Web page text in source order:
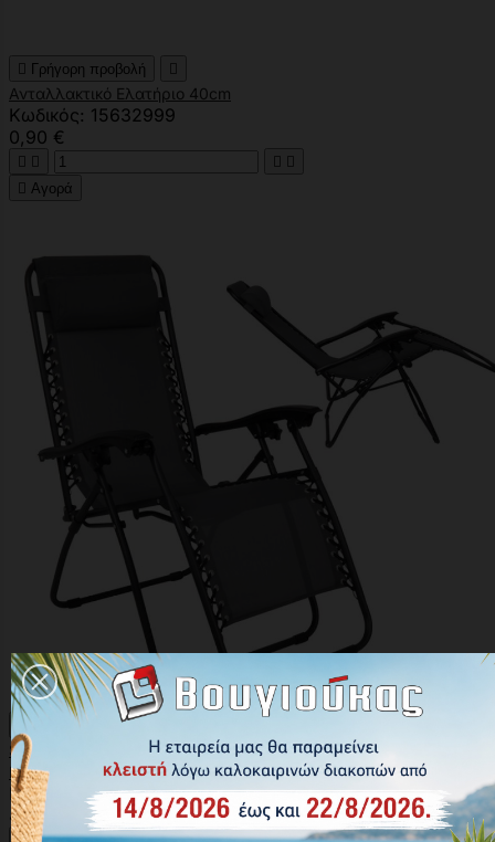
 Γρήγορη προβολή 
Ανταλλακτικό Ελατήριο 40cm
Κωδικός: 15632999
0,90 €
   
 Αγορά
 Γρήγορη προβολή
SUPER RELAX Πολυθρόνα με Υποπόδιο, 165x65x112εκ Μέταλλο
Βαφή Μαύρο, Textilene Γκρι
Κωδικός: Ε618
43,00 €